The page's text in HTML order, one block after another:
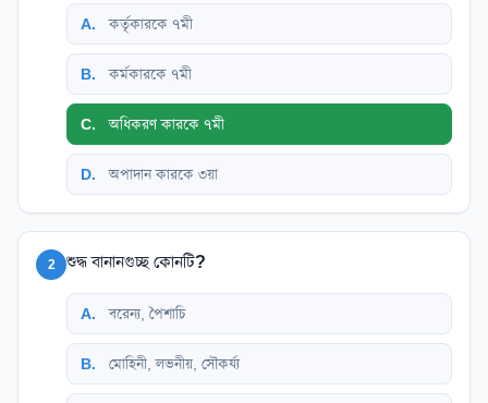
A. কর্তৃকারকে ৭মী
B. কর্মকারকে ৭মী
C. অধিকরণ কারকে ৭মী
D. অপাদান কারকে ৩য়া
2 শুদ্ধ বানানগুচ্ছ কোনটি?
A. বরেন্য, পৈশাচি
B. মোহিনী, লভনীয়, সৌকর্য্য